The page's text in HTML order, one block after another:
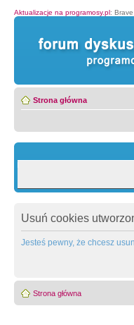
Aktualizacje na programosy.pl:
Strona główna
Usuń cookies
Jesteś pewny, że chcesz
Strona główna